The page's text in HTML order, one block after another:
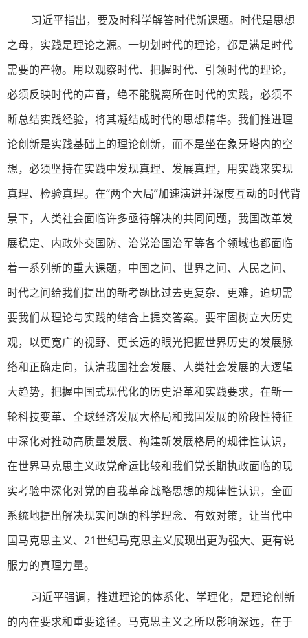
习近平指出，要及时科学解答时代新课题。时代是思想
之母，实践是理论之源。一切划时代的理论，都是满足时代
需要的产物。用以观察时代、把握时代、引领时代的理论，
必须反映时代的声音，绝不能脱离所在时代的实践，必须不
断总结实践经验，将其凝结成时代的思想精华。我们推进理
论创新是实践基础上的理论创新，而不是坐在象牙塔内的空
想，必须坚持在实践中发现真理、发展真理，用实践来实现
真理、检验真理。在“两个大局”加速演进并深度互动的时代背
景下，人类社会面临许多亟待解决的共同问题，我国改革发
展稳定、内政外交国防、治党治国治军等各个领域也都面临
着一系列新的重大课题，中国之问、世界之问、人民之问、
时代之问给我们提出的新考题比过去更复杂、更难，迫切需
要我们从理论与实践的结合上提交答案。要牢固树立大历史
观，以更宽广的视野、更长远的眼光把握世界历史的发展脉
络和正确走向，认清我国社会发展、人类社会发展的大逻辑
大趋势，把握中国式现代化的历史沿革和实践要求，在新一
轮科技变革、全球经济发展大格局和我国发展的阶段性特征
中深化对推动高质量发展、构建新发展格局的规律性认识，
在世界马克思主义政党命运比较和我们党长期执政面临的现
实考验中深化对党的自我革命战略思想的规律性认识，全面
系统地提出解决现实问题的科学理念、有效对策，让当代中
国马克思主义、21世纪马克思主义展现出更为强大、更有说
服力的真理力量。
习近平强调，推进理论的体系化、学理化，是理论创新
的内在要求和重要途径。马克思主义之所以影响深远，在于